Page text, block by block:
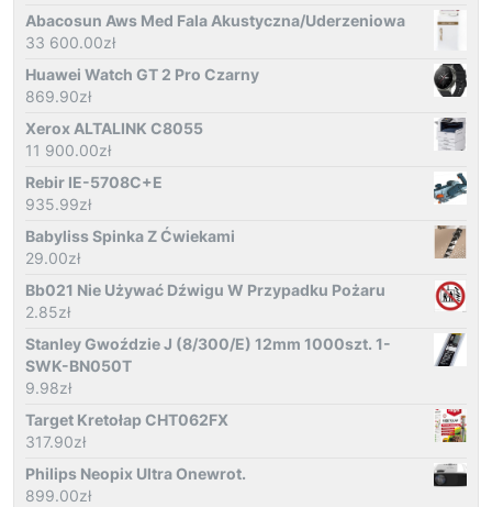
Abacosun Aws Med Fala Akustyczna/Uderzeniowa
33 600.00zł
Huawei Watch GT 2 Pro Czarny
869.90zł
Xerox ALTALINK C8055
11 900.00zł
Rebir IE-5708C+E
935.99zł
Babyliss Spinka Z Ćwiekami
29.00zł
Bb021 Nie Używać Dźwigu W Przypadku Pożaru
2.85zł
Stanley Gwoździe J (8/300/E) 12mm 1000szt. 1-
SWK-BN050T
9.98zł
Target Kretołap CHT062FX
317.90zł
Philips Neopix Ultra Onewrot.
899.00zł